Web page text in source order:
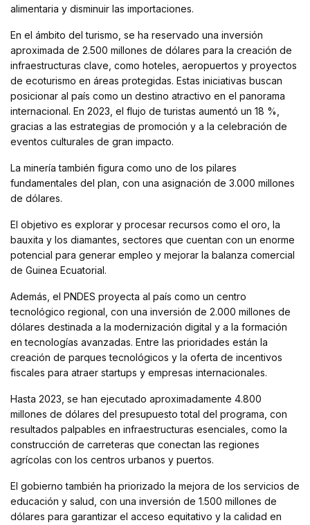
alimentaria y disminuir las importaciones.
En el ámbito del turismo, se ha reservado una inversión
aproximada de 2.500 millones de dólares para la creación de
infraestructuras clave, como hoteles, aeropuertos y proyectos
de ecoturismo en áreas protegidas. Estas iniciativas buscan
posicionar al país como un destino atractivo en el panorama
internacional. En 2023, el flujo de turistas aumentó un 18 %,
gracias a las estrategias de promoción y a la celebración de
eventos culturales de gran impacto.
La minería también figura como uno de los pilares
fundamentales del plan, con una asignación de 3.000 millones
de dólares.
El objetivo es explorar y procesar recursos como el oro, la
bauxita y los diamantes, sectores que cuentan con un enorme
potencial para generar empleo y mejorar la balanza comercial
de Guinea Ecuatorial.
Además, el PNDES proyecta al país como un centro
tecnológico regional, con una inversión de 2.000 millones de
dólares destinada a la modernización digital y a la formación
en tecnologías avanzadas. Entre las prioridades están la
creación de parques tecnológicos y la oferta de incentivos
fiscales para atraer startups y empresas internacionales.
Hasta 2023, se han ejecutado aproximadamente 4.800
millones de dólares del presupuesto total del programa, con
resultados palpables en infraestructuras esenciales, como la
construcción de carreteras que conectan las regiones
agrícolas con los centros urbanos y puertos.
El gobierno también ha priorizado la mejora de los servicios de
educación y salud, con una inversión de 1.500 millones de
dólares para garantizar el acceso equitativo y la calidad en